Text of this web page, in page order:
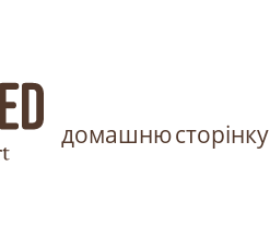
домашню сторінку